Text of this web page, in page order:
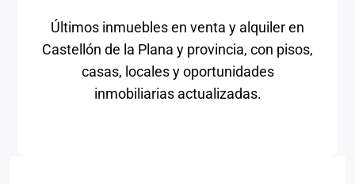
Últimos inmuebles en venta y alquiler en
Castellón de la Plana y provincia, con pisos,
casas, locales y oportunidades
inmobiliarias actualizadas.